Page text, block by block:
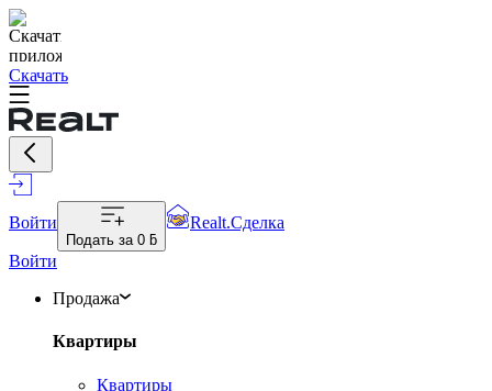
Скачать
Войти
Подать за 0 ƃ
Realt.Сделка
Войти
Продажа
Квартиры
Квартиры